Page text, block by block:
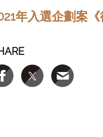
年入選企劃案